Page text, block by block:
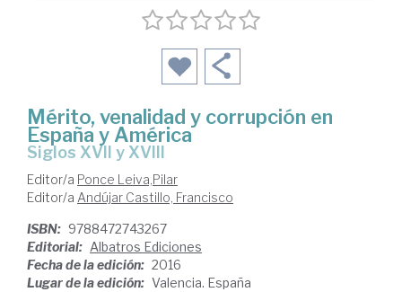
Mérito, venalidad y corrupción en
España y América
siglos XVII y XVIII
Editor/a Ponce Leiva,Pilar
Editor/a Andújar Castillo, Francisco
ISBN: 9788472743267
Editorial: Albatros Ediciones
Fecha de la edición: 2016
Lugar de la edición: Valencia. España